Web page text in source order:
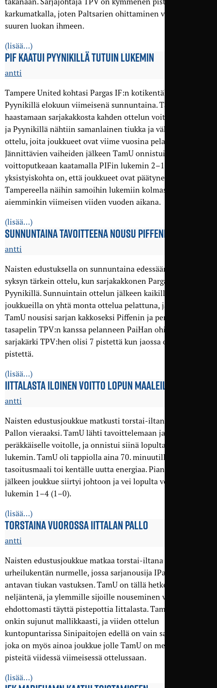
karkumatkalla, joten Paltsarien ohittaminen vaatisi jo
suuren luokan ihmeen.
(lisää…)
PIF KAATUI PYYNIKILLÄ TUTUIN LUKEMIN
antti
Tampere United kohtasi Pargas IF:n kotikentällään
Pyynikillä elokuun viimeisenä sunnuntaina. TamU lähti
haastamaan sarjakakkosta kahden ottelun voittoputkessa,
ja Pyynikillä nähtiin samanlainen tiukka ja vähämaalinen
ottelu, joita joukkueet ovat viime vuosina pelanneet.
Jännittävien vaiheiden jälkeen TamU onnistui jatkamaan
voittoputkeaan kaatamalla PIFin lukemin 2–1. Hauska
yksistyiskohta on, että joukkueet ovat päätyneet
Tampereella näihin samoihin lukemiin kolmasti
aiemminkin viimeisen viiden vuoden aikana.
(lisää…)
SUNNUNTAINA TAVOITTEENA NOUSU PIFFENIN OHI
antti
Naisten edustuksella on sunnuntaina edessään kenties
syksyn tärkein ottelu, kun sarjakakkonen Pargas IF vierailee
Pyynikillä. Sunnuintain ottelun jälkeen kaikilla kärkipään
joukkueilla on yhtä monta ottelua pelattuna, ja voitolla
TamU nousisi sarjan kakkoseksi Piffenin ja perjantaina
tasapelin TPV:n kanssa pelanneen PaiHan ohi. Matkaa
sarjakärki TPV:hen olisi 7 pistettä kun jaossa olisi vielä 12
pistettä.
(lisää…)
IITTALASTA ILOINEN VOITTO LOPUN MAALEILLA
antti
Naisten edustusjoukkue matkusti torstai-iltana Iittalan
Pallon vieraaksi. TamU lähti tavoittelemaan jatkoa kahdelle
peräkkäiselle voitolle, ja onnistui siinä lopulta selvin
lukemin. TamU oli tappiolla aina 70. minuutille asti, mutta
tasoitusmaali toi kentälle uutta energiaa. Pian tämän
jälkeen joukkue siirtyi johtoon ja vei lopulta voiton
lukemin 1–4 (1–0).
(lisää…)
TORSTAINA VUOROSSA IITTALAN PALLO
antti
Naisten edustusjoukkue matkaa torstai-iltana Iittalan
urheilukentän nurmelle, jossa sarjanousija IPan voi odottaa
antavan tiukan vastuksen. TamU on tällä hetkellä sarjassa
neljäntenä, ja ylemmille sijoille nouseminen vaatii
ehdottomasti täyttä pistepottia Iittalasta. TamUn syyskausi
onkin sujunut mallikkaasti, ja viiden ottelun
kuntopuntarissa Sinipaitojen edellä on vain sarjakärki TPV,
joka on myös ainoa joukkue jolle TamU on menettänyt
pisteitä viidessä viimeisessä ottelussaan.
(lisää…)